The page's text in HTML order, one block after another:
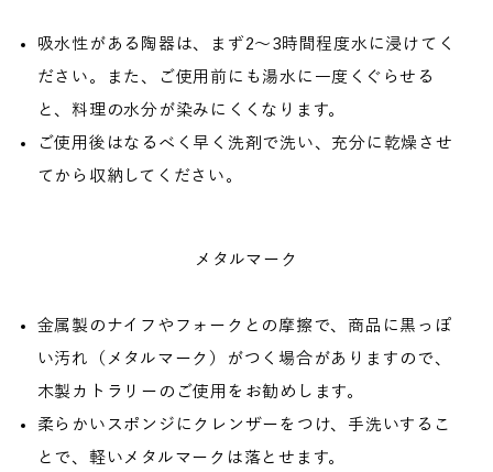
吸水性がある陶器は、まず2〜3時間程度水に浸けてく
ださい。また、ご使用前にも湯水に一度くぐらせる
と、料理の水分が染みにくくなります。
ご使用後はなるべく早く洗剤で洗い、充分に乾燥させ
てから収納してください。
メタルマーク
金属製のナイフやフォークとの摩擦で、商品に黒っぽ
い汚れ（メタルマーク）がつく場合がありますので、
木製カトラリーのご使用をお勧めします。
柔らかいスポンジにクレンザーをつけ、手洗いするこ
とで、軽いメタルマークは落とせます。